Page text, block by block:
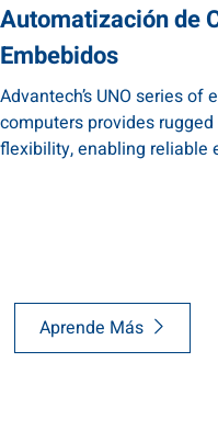
Automatización de
Embebidos
Advantech’s UNO series
computers provides
flexibility, enabling reliable
Aprende Más